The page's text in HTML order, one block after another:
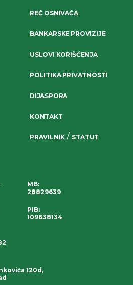
120d,
REČ OSNIVAČA
BANKARSKE PROVIZIJE
USLOVI KORIŠĆENJA
POLITIKA PRIVATNOSTI
DIJASPORA
KONTAKT
PRAVILNIK / STATUT
MB:
28829639
PIB:
109638134